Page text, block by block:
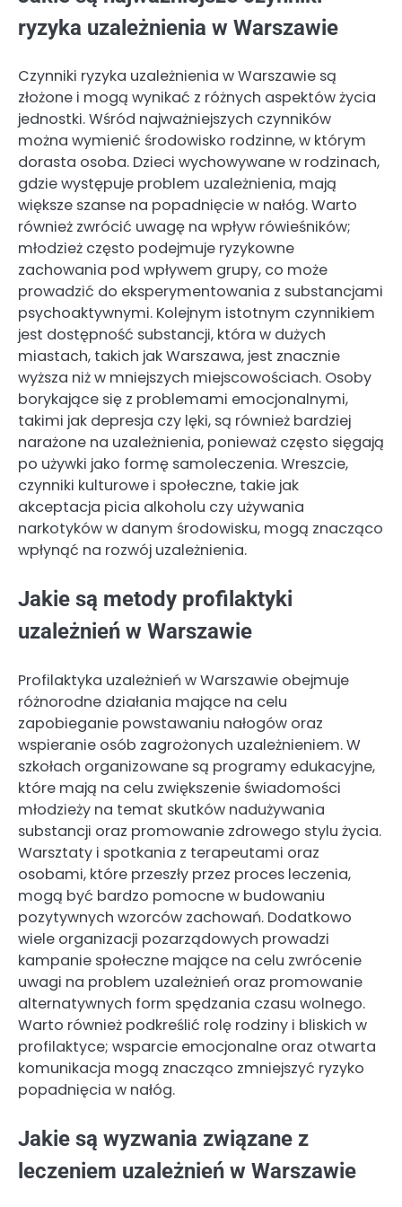
ryzyka uzależnienia w Warszawie
Czynniki ryzyka uzależnienia w Warszawie są
złożone i mogą wynikać z różnych aspektów życia
jednostki. Wśród najważniejszych czynników
można wymienić środowisko rodzinne, w którym
dorasta osoba. Dzieci wychowywane w rodzinach,
gdzie występuje problem uzależnienia, mają
większe szanse na popadnięcie w nałóg. Warto
również zwrócić uwagę na wpływ rówieśników;
młodzież często podejmuje ryzykowne
zachowania pod wpływem grupy, co może
prowadzić do eksperymentowania z substancjami
psychoaktywnymi. Kolejnym istotnym czynnikiem
jest dostępność substancji, która w dużych
miastach, takich jak Warszawa, jest znacznie
wyższa niż w mniejszych miejscowościach. Osoby
borykające się z problemami emocjonalnymi,
takimi jak depresja czy lęki, są również bardziej
narażone na uzależnienia, ponieważ często sięgają
po używki jako formę samoleczenia. Wreszcie,
czynniki kulturowe i społeczne, takie jak
akceptacja picia alkoholu czy używania
narkotyków w danym środowisku, mogą znacząco
wpłynąć na rozwój uzależnienia.
Jakie są metody profilaktyki
uzależnień w Warszawie
Profilaktyka uzależnień w Warszawie obejmuje
różnorodne działania mające na celu
zapobieganie powstawaniu nałogów oraz
wspieranie osób zagrożonych uzależnieniem. W
szkołach organizowane są programy edukacyjne,
które mają na celu zwiększenie świadomości
młodzieży na temat skutków nadużywania
substancji oraz promowanie zdrowego stylu życia.
Warsztaty i spotkania z terapeutami oraz
osobami, które przeszły przez proces leczenia,
mogą być bardzo pomocne w budowaniu
pozytywnych wzorców zachowań. Dodatkowo
wiele organizacji pozarządowych prowadzi
kampanie społeczne mające na celu zwrócenie
uwagi na problem uzależnień oraz promowanie
alternatywnych form spędzania czasu wolnego.
Warto również podkreślić rolę rodziny i bliskich w
profilaktyce; wsparcie emocjonalne oraz otwarta
komunikacja mogą znacząco zmniejszyć ryzyko
popadnięcia w nałóg.
Jakie są wyzwania związane z
leczeniem uzależnień w Warszawie